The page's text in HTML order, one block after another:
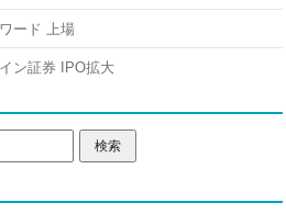
ード 上場
ン証券 IPO拡大